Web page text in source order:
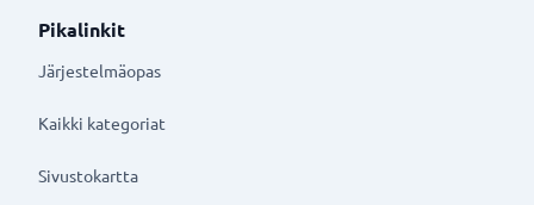
Pikalinkit
Järjestelmäopas
Kaikki kategoriat
Sivustokartta